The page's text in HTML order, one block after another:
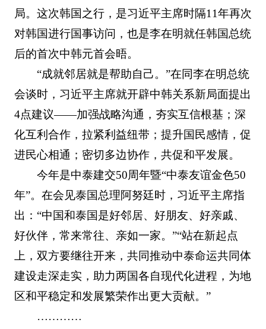
局。这次韩国之行，是习近平主席时隔11年再次
对韩国进行国事访问，也是李在明就任韩国总统
后的首次中韩元首会晤。
“成就邻居就是帮助自己。”在同李在明总统
会谈时，习近平主席就开辟中韩关系新局面提出
4点建议——加强战略沟通，夯实互信根基；深
化互利合作，拉紧利益纽带；提升国民感情，促
进民心相通；密切多边协作，共促和平发展。
今年是中泰建交50周年暨“中泰友谊金色50
年”。在会见泰国总理阿努廷时，习近平主席指
出：“中国和泰国是好邻居、好朋友、好亲戚、
好伙伴，常来常往、亲如一家。”“站在新起点
上，双方要继往开来，共同推动中泰命运共同体
建设走深走实，助力两国各自现代化进程，为地
区和平稳定和发展繁荣作出更大贡献。”
…………